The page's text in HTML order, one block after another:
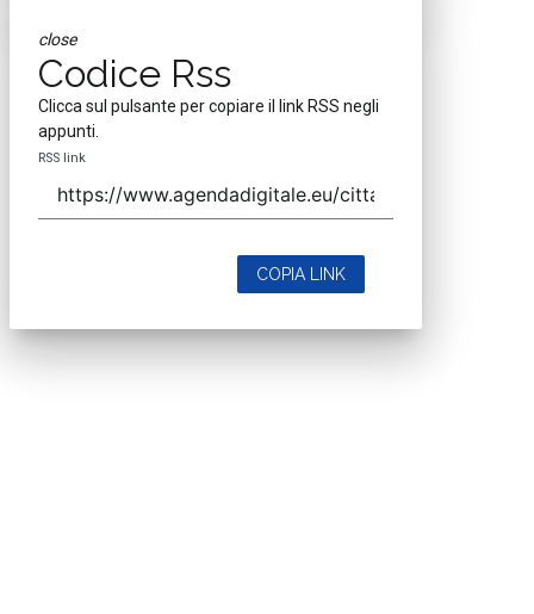
close
Codice Rss
Clicca sul pulsante per copiare il link RSS negli
appunti.
RSS link
COPIA LINK